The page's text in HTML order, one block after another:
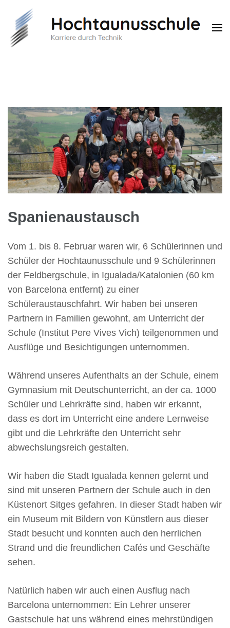
Spanienaustausch
Vom 1. bis 8. Februar waren wir, 6 Schülerinnen und
Schüler der Hochtaunusschule und 9 Schülerinnen
der Feldbergschule, in Igualada/Katalonien (60 km
von Barcelona entfernt) zu einer
Schüleraustauschfahrt. Wir haben bei unseren
Partnern in Familien gewohnt, am Unterricht der
Schule (Institut Pere Vives Vich) teilgenommen und
Ausflüge und Besichtigungen unternommen.
Während unseres Aufenthalts an der Schule, einem
Gymnasium mit Deutschunterricht, an der ca. 1000
Schüler und Lehrkräfte sind, haben wir erkannt,
dass es dort im Unterricht eine andere Lernweise
gibt und die Lehrkräfte den Unterricht sehr
abwechslungsreich gestalten.
Wir haben die Stadt Igualada kennen gelernt und
sind mit unseren Partnern der Schule auch in den
Küstenort Sitges gefahren. In dieser Stadt haben wir
ein Museum mit Bildern von Künstlern aus dieser
Stadt besucht und konnten auch den herrlichen
Strand und die freundlichen Cafés und Geschäfte
sehen.
Natürlich haben wir auch einen Ausflug nach
Barcelona unternommen: Ein Lehrer unserer
Gastschule hat uns während eines mehrstündigen